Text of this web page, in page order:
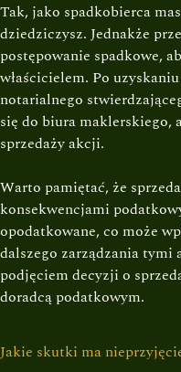
Tak, jako spadkobierca
dziedziczysz. Jednakże
postępowanie spadkowe,
właścicielem. Po
notarialnego
się do biura maklerskiego,
sprzedaży akcji.
Warto pamiętać, że
konsekwencjami
opodatkowane, co może
dalszego zarządzania
podjęciem decyzji o
doradcą podatkowym.
Jakie skutki ma